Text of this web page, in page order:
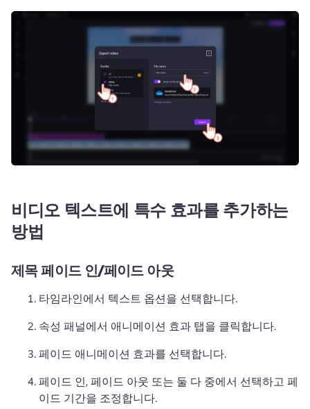
비디오 텍스트에 특수 효과를 추가하는
방법
제목 페이드 인/페이드 아웃
타임라인에서 텍스트 옵션을 선택합니다.
속성 패널에서 애니메이션 효과 탭을 클릭합니다.
페이드 애니메이션 효과를 선택합니다.
페이드 인, 페이드 아웃 또는 둘 다 중에서 선택하고 페
이드 기간을 조정합니다.